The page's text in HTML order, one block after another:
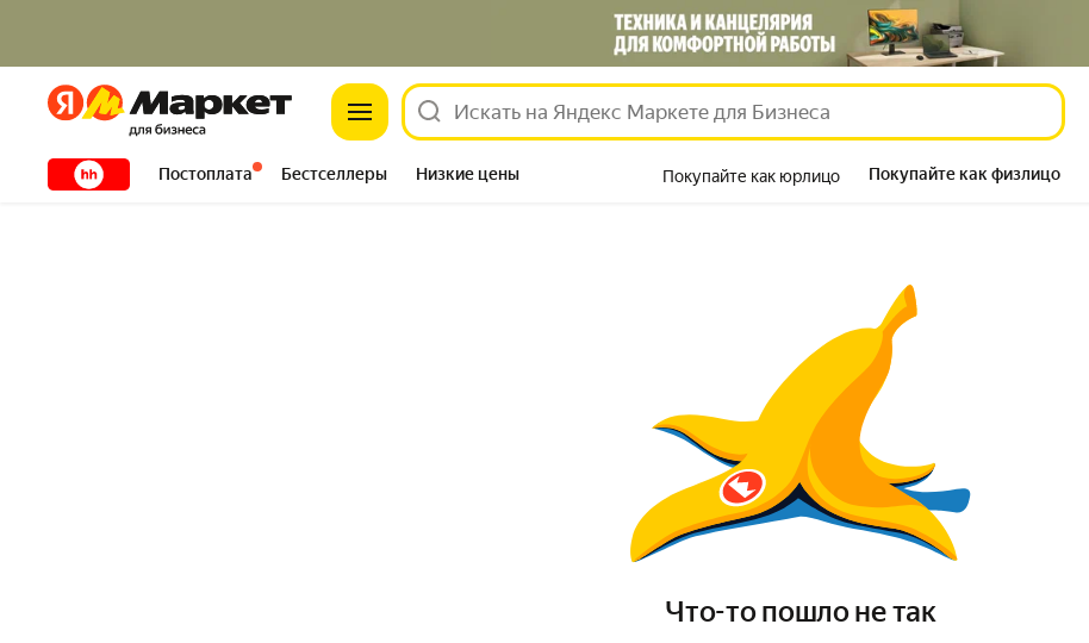
ЯндексЯндекс
XXXXX Постоплата Бестселлеры Низкие цены Покупайте как юрлицо Покупайте как физлицо
Что-то пошло не так